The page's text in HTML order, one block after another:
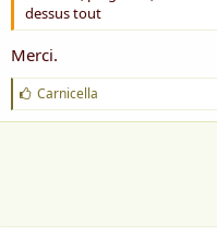
dessus tout
Merci.
J
'
a
Carnicella